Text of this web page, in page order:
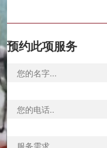
预约此项服务